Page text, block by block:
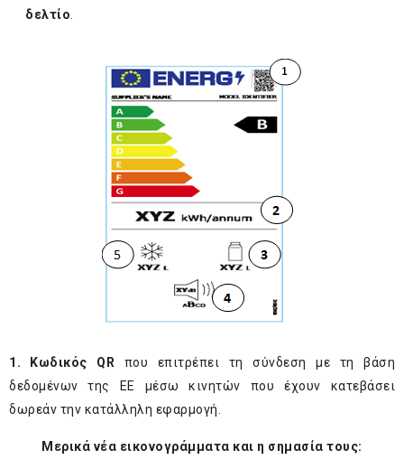
δελτίο.
1. Kωδικός QR που επιτρέπει τη σύνδεση με τη βάση
δεδομένων της ΕΕ μέσω κινητών που έχουν κατεβάσει
δωρεάν την κατάλληλη εφαρμογή.
Μερικά νέα εικονογράμματα και η σημασία τους: